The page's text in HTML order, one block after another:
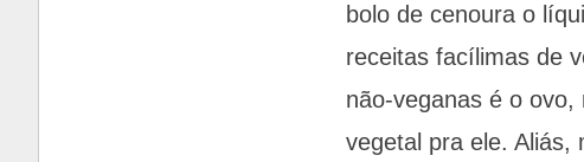
bolo de cenoura o
receitas facílimas de
não-veganas é o
vegetal pra ele. Aliás,